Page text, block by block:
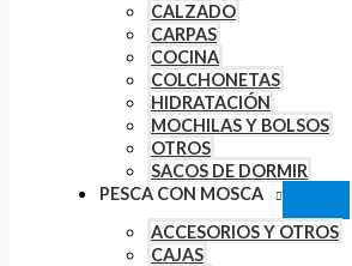
CALZADO
CARPAS
COCINA
COLCHONETAS
HIDRATACIÓN
MOCHILAS Y BOLSOS
OTROS
SACOS DE DORMIR
PESCA CON MOSCA
ACCESORIOS Y OTROS
CAJAS